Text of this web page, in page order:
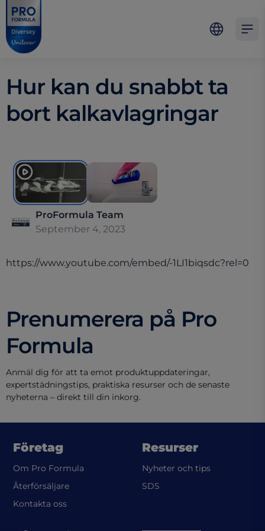
Skip to main content
Skip to navigation
Skip to footer
Pro Formula
Hur kan du snabbt ta
bort kalkavlagringar
ProFormula Team
September 4, 2023
https://www.youtube.com/embed/-1LI1biqsdc?rel=0
Prenumerera på Pro
Formula
Anmäl dig för att ta emot produktuppdateringar,
expertstädningstips, praktiska resurser och de senaste
nyheterna – direkt till din inkorg.
Företag
Om Pro Formula
Återförsäljare
Kontakta oss
Resurser
Nyheter och tips
SDS